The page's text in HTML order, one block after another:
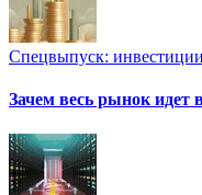
Спецвыпуск: инвестиции
Зачем весь рынок идет